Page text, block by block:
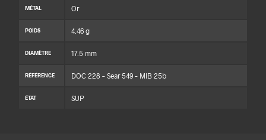
MÉTAL Or
POIDS 4.46 g
DIAMÈTRE 17.5 mm
RÉFÉRENCE DOC 228 – Sear 549 – MIB 25b
ÉTAT SUP